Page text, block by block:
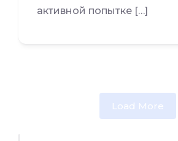
активной попытке […]
Load More